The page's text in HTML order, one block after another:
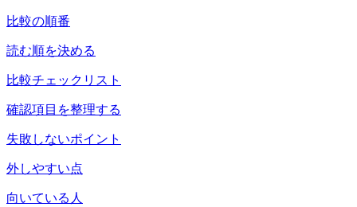
比較の順番
読む順を決める
比較チェックリスト
確認項目を整理する
失敗しないポイント
外しやすい点
向いている人